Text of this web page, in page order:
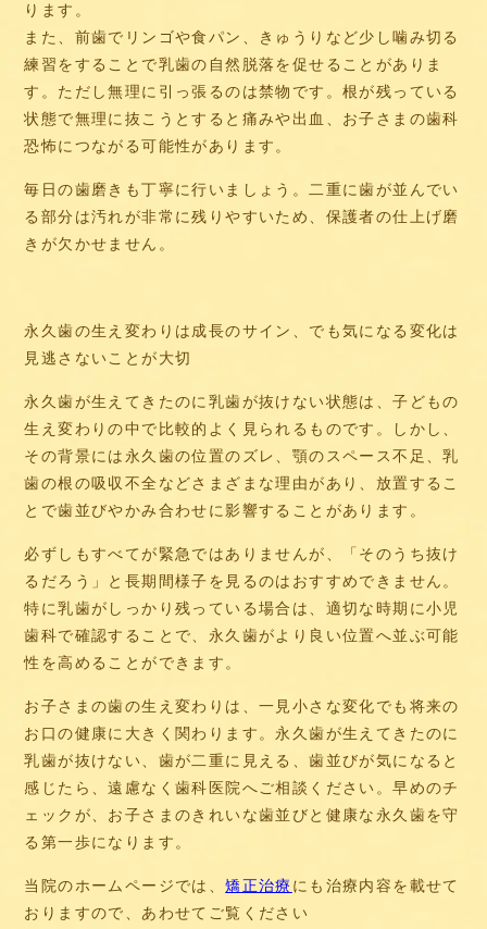
ります。
また、前歯でリンゴや食パン、きゅうりなど少し噛み切る
練習をすることで乳歯の自然脱落を促せることがありま
す。ただし無理に引っ張るのは禁物です。根が残っている
状態で無理に抜こうとすると痛みや出血、お子さまの歯科
恐怖につながる可能性があります。
毎日の歯磨きも丁寧に行いましょう。二重に歯が並んでい
る部分は汚れが非常に残りやすいため、保護者の仕上げ磨
きが欠かせません。
永久歯の生え変わりは成長のサイン、でも気になる変化は
見逃さないことが大切
永久歯が生えてきたのに乳歯が抜けない状態は、子どもの
生え変わりの中で比較的よく見られるものです。しかし、
その背景には永久歯の位置のズレ、顎のスペース不足、乳
歯の根の吸収不全などさまざまな理由があり、放置するこ
とで歯並びやかみ合わせに影響することがあります。
必ずしもすべてが緊急ではありませんが、「そのうち抜け
るだろう」と長期間様子を見るのはおすすめできません。
特に乳歯がしっかり残っている場合は、適切な時期に小児
歯科で確認することで、永久歯がより良い位置へ並ぶ可能
性を高めることができます。
お子さまの歯の生え変わりは、一見小さな変化でも将来の
お口の健康に大きく関わります。永久歯が生えてきたのに
乳歯が抜けない、歯が二重に見える、歯並びが気になると
感じたら、遠慮なく歯科医院へご相談ください。早めのチ
ェックが、お子さまのきれいな歯並びと健康な永久歯を守
る第一歩になります。
当院のホームページでは、矯正治療 にも治療内容を載せて
おりますので、あわせてご覧ください